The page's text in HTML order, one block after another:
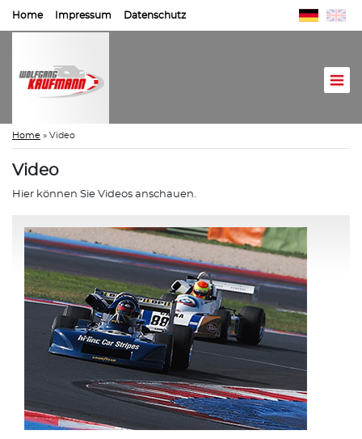
Home Impressum Datenschutz
Home » Video
Video
Hier können Sie Videos anschauen.